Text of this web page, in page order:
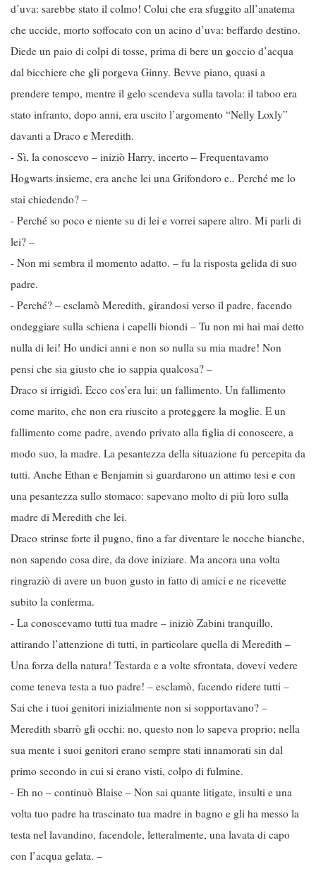
d’uva: sarebbe stato il colmo! Colui che era sfuggito all’anatema
che uccide, morto soffocato con un acino d’uva: beffardo destino.
Diede un paio di colpi di tosse, prima di bere un goccio d’acqua
dal bicchiere che gli porgeva Ginny. Bevve piano, quasi a
prendere tempo, mentre il gelo scendeva sulla tavola: il taboo era
stato infranto, dopo anni, era uscito l’argomento “Nelly Loxly”
davanti a Draco e Meredith.
- Sì, la conoscevo – iniziò Harry, incerto – Frequentavamo
Hogwarts insieme, era anche lei una Grifondoro e.. Perché me lo
stai chiedendo? –
- Perché so poco e niente su di lei e vorrei sapere altro. Mi parli di
lei? –
- Non mi sembra il momento adatto. – fu la risposta gelida di suo
padre.
- Perché? – esclamò Meredith, girandosi verso il padre, facendo
ondeggiare sulla schiena i capelli biondi – Tu non mi hai mai detto
nulla di lei! Ho undici anni e non so nulla su mia madre! Non
pensi che sia giusto che io sappia qualcosa? –
Draco si irrigidì. Ecco cos’era lui: un fallimento. Un fallimento
come marito, che non era riuscito a proteggere la moglie. E un
fallimento come padre, avendo privato alla figlia di conoscere, a
modo suo, la madre. La pesantezza della situazione fu percepita da
tutti. Anche Ethan e Benjamin si guardarono un attimo tesi e con
una pesantezza sullo stomaco: sapevano molto di più loro sulla
madre di Meredith che lei.
Draco strinse forte il pugno, fino a far diventare le nocche bianche,
non sapendo cosa dire, da dove iniziare. Ma ancora una volta
ringraziò di avere un buon gusto in fatto di amici e ne ricevette
subito la conferma.
- La conoscevamo tutti tua madre – iniziò Zabini tranquillo,
attirando l’attenzione di tutti, in particolare quella di Meredith –
Una forza della natura! Testarda e a volte sfrontata, dovevi vedere
come teneva testa a tuo padre! – esclamò, facendo ridere tutti –
Sai che i tuoi genitori inizialmente non si sopportavano? –
Meredith sbarrò gli occhi: no, questo non lo sapeva proprio; nella
sua mente i suoi genitori erano sempre stati innamorati sin dal
primo secondo in cui si erano visti, colpo di fulmine.
- Eh no – continuò Blaise – Non sai quante litigate, insulti e una
volta tuo padre ha trascinato tua madre in bagno e gli ha messo la
testa nel lavandino, facendole, letteralmente, una lavata di capo
con l’acqua gelata. –